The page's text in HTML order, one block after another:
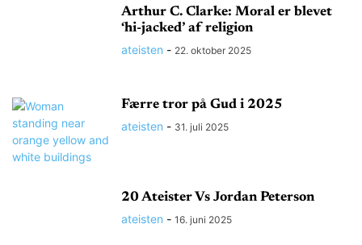
Arthur C. Clarke: Moral er blevet
‘hi-jacked’ af religion
ateisten - 22. oktober 2025
Færre tror på Gud i 2025
ateisten - 31. juli 2025
20 Ateister Vs Jordan Peterson
ateisten - 16. juni 2025